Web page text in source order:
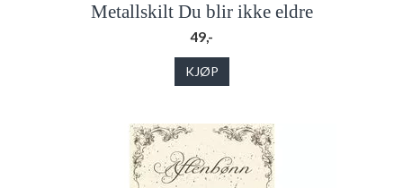
Metallskilt Du blir ikke eldre
49,-
KJØP